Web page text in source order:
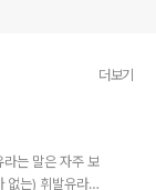
더보기
는 말은 자주 보
없는) 휘발유라고